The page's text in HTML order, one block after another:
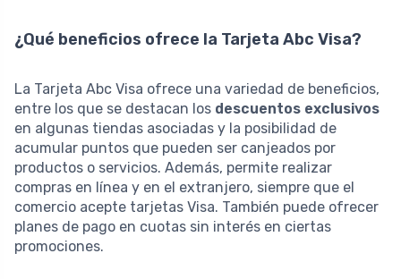
¿Qué beneficios ofrece la Tarjeta Abc Visa?
La Tarjeta Abc Visa ofrece una variedad de beneficios,
entre los que se destacan los descuentos exclusivos
en algunas tiendas asociadas y la posibilidad de
acumular puntos que pueden ser canjeados por
productos o servicios. Además, permite realizar
compras en línea y en el extranjero, siempre que el
comercio acepte tarjetas Visa. También puede ofrecer
planes de pago en cuotas sin interés en ciertas
promociones.